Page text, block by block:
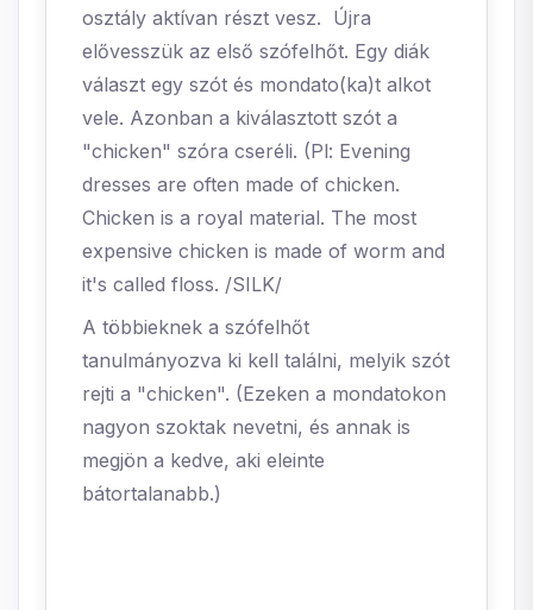
osztály aktívan részt vesz. Újra
elővesszük az első szófelhőt. Egy diák
választ egy szót és mondato(ka)t alkot
vele. Azonban a kiválasztott szót a
"chicken" szóra cseréli. (Pl: Evening
dresses are often made of chicken.
Chicken is a royal material. The most
expensive chicken is made of worm and
it's called floss. /SILK/
A többieknek a szófelhőt
tanulmányozva ki kell találni, melyik szót
rejti a "chicken". (Ezeken a mondatokon
nagyon szoktak nevetni, és annak is
megjön a kedve, aki eleinte
bátortalanabb.)